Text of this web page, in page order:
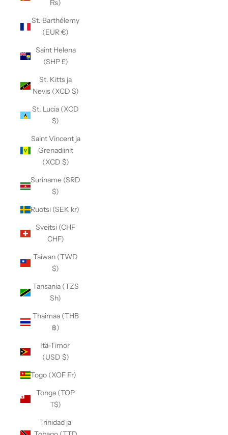
₨)
St. Barthélemy
(EUR €)
Saint Helena
(SHP £)
St. Kitts ja
Nevis (XCD $)
St. Lucia (XCD
$)
Saint Vincent ja
Grenadiinit
(XCD $)
Suriname (SRD
$)
Ruotsi (SEK kr)
Sveitsi (CHF
CHF)
Taiwan (TWD
$)
Tansania (TZS
Sh)
Thaimaa (THB
฿)
Itä-Timor
(USD $)
Togo (XOF Fr)
Tonga (TOP
T$)
Trinidad ja